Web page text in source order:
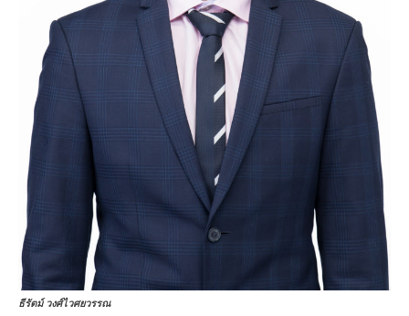
ธีรัตม์ วงศ์ไวศยวรรณ